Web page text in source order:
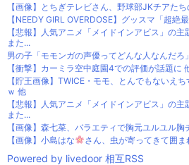
【画像】とちぎテレビさん、野球部JKチアた
【NEEDY GIRL OVERDOSE】グッスマ「超絶
【悲報】人気アニメ「メイドインアビス」の
また...
男の子「モモンガの声優ってどんな人なんだ
【衝撃】カーミラ空中庭園4での評価が話題に
【貯王画像】TWICE・モモ、とんでもないえ
ｗ 他
【悲報】人気アニメ「メイドインアビス」の
また...
【画像】森七菜、バラエティで胸元ユルユル胸
【画像】小島はな
さん、虫が寄ってきて囲ま
Powered by livedoor 相互RSS